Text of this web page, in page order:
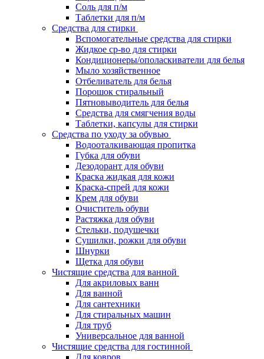
Соль для п/м
Таблетки для п/м
Средства для стирки
Вспомогательные средства для стирки
Жидкое ср-во для стирки
Кондиционеры/ополаскиватели для белья
Мыло хозяйственное
Отбеливатель для белья
Порошок стиральный
Пятновыводитель для белья
Средства для смягчения воды
Таблетки, капсулы для стирки
Средства по уходу за обувью
Водооталкивающая пропитка
Губка для обуви
Дезодорант для обуви
Краска жидкая для кожи
Краска-спрей для кожи
Крем для обуви
Очиститель обуви
Растяжка для обуви
Стельки, подушечки
Сушилки, рожки для обуви
Шнурки
Щетка для обуви
Чистящие средства для ванной
Для акриловых ванн
Для ванной
Для сантехники
Для стиральных машин
Для труб
Универсальное для ванной
Чистящие средства для гостинной
Для ковров